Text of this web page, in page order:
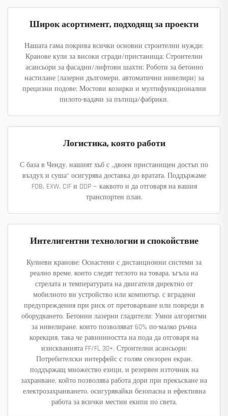
Широк асортимент, подходящ за проекти
Нашата гама покрива всички основни строителни нужди:
Кранове кули за високи сгради/пристанища; Строителни
асансьори за фасадни/лифтови шахти; Роботи за бетонно
настилане (лазерни дългомери, автоматични нивелири) за
прецизни подове; Мостови козирки и мултифункционални
пилото-вадачи за пътища/фабрики.
Логистика, която работи
С база в Ченду, нашият хъб с „двоен пристанищен достъп по
въздух и суша“ осигурява доставка до вратата. Поддържаме
FOB, EXW, CIF и DDP — каквото и да отговаря на вашия
транспортен план.
Интелигентни технологии и спокойствие
Кулиеви кранове: Оснастени с дистанционни системи за
реално време, които следят теглото на товара, ъгъла на
стрелата и температурата на двигателя директно от
мобилното ви устройство или компютър, с вградени
предупреждения при риск от претоварване или повреди в
оборудването. Бетонни лазерни гладители: Умни алгоритми
за нивелиране, които позволяват 60% по-малко ръчна
корекция, така че равнинността на пода да отговаря на
изискванията FF/FL 30+. Строителни асансьори:
Потребителски интерфейс с голям сензорен екран,
поддържащ множество езици, и резервен източник на
захранване, който позволява работа дори при прекъсване на
електрозахранването, осигурявайки безопасна и ефективна
работа за всички местни екипи по света.